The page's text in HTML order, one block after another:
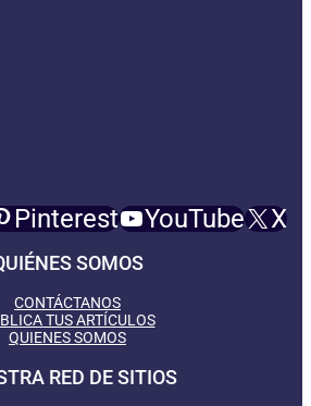
Pinterest YouTube X
SOMOS
CONTÁCTANOS
TUS ARTÍCULOS
QUIENES SOMOS
RED DE SITIOS